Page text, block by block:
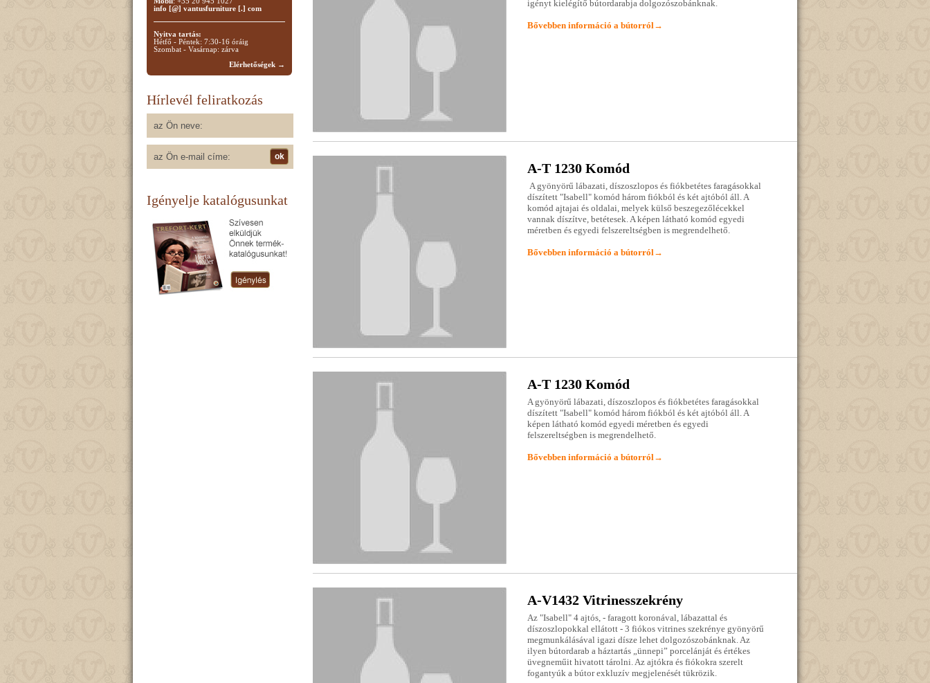
info [@] vantusfurniture [.] com
Nyitva tartás:
Hétfő - Péntek: 7:30-16 óráig
Szombat - Vasárnap: zárva
Elérhetőségek →
Hírlevél feliratkozás
Igényelje katalógusunkat
igényt kielégítő bútordarabja dolgozószobánknak.
Bővebben információ a bútorról→
A-T 1230 Komód
A gyönyörű lábazati, díszoszlopos és fiókbetétes faragásokkal
díszített "Isabell" komód három fiókból és két ajtóból áll. A
komód ajtajai és oldalai, melyek külső beszegezőlécekkel
vannak díszítve, betétesek. A képen látható komód egyedi
méretben és egyedi felszereltségben is megrendelhető.
Bővebben információ a bútorról→
A-T 1230 Komód
A gyönyörű lábazati, díszoszlopos és fiókbetétes faragásokkal
díszített "Isabell" komód három fiókból és két ajtóból áll. A
képen látható komód egyedi méretben és egyedi
felszereltségben is megrendelhető.
Bővebben információ a bútorról→
A-V1432 Vitrinesszekrény
Az "Isabell" 4 ajtós, - faragott koronával, lábazattal és
díszoszlopokkal ellátott - 3 fiókos vitrines szekrénye gyönyörű
megmunkálásával igazi dísze lehet dolgozószobánknak. Az
ilyen bútordarab a háztartás „ünnepi” porcelánját és értékes
üvegneműit hivatott tárolni. Az ajtókra és fiókokra szerelt
fogantyúk a bútor exkluzív megjelenését tükrözik.